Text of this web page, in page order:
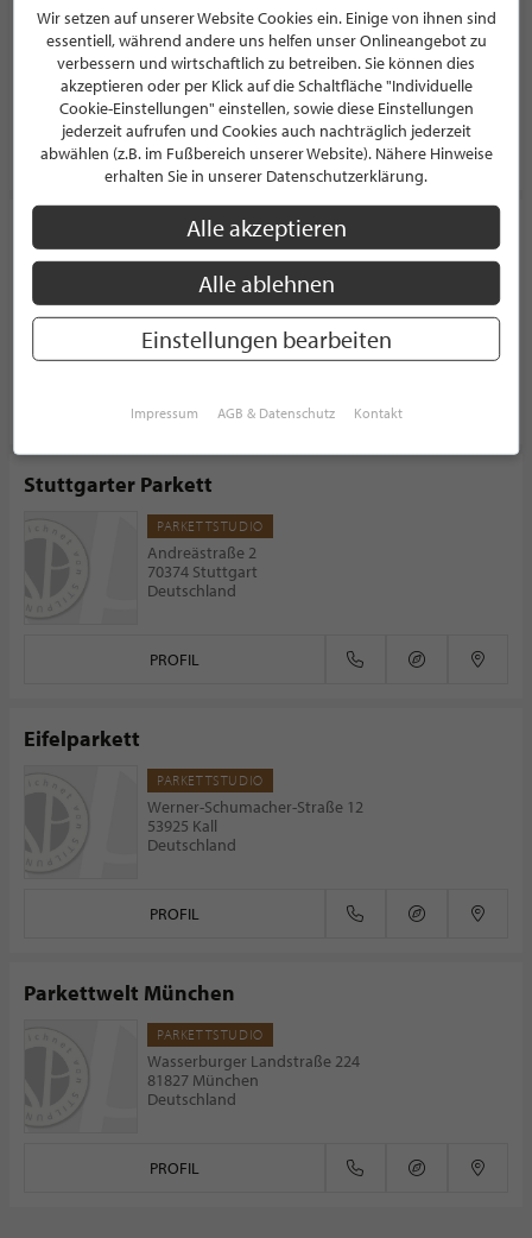
PARKETTSTUDIO
Ludwigsburger Straße 10-14
70435 Stuttgart
Deutschland
PROFIL
Julius Ulrich GmbH & Co. KG, Stuttgart
PARKETTSTUDIO
Ulmer Straße 141
70188 Stuttgart
Deutschland
Stuttgarter Parkett
PARKETTSTUDIO
Andreästraße 2
70374 Stuttgart
Deutschland
PROFIL
Eifelparkett
PARKETTSTUDIO
Werner-Schumacher-Straße 12
53925 Kall
Deutschland
PROFIL
Parkettwelt München
PARKETTSTUDIO
Wasserburger Landstraße 224
81827 München
Deutschland
PROFIL
Wir setzen auf unserer Website Cookies ein. Einige von ihnen sind
essentiell, während andere uns helfen unser Onlineangebot zu
verbessern und wirtschaftlich zu betreiben. Sie können dies
akzeptieren oder per Klick auf die Schaltfläche "Individuelle
Cookie-Einstellungen" einstellen, sowie diese Einstellungen
jederzeit aufrufen und Cookies auch nachträglich jederzeit
abwählen (z.B. im Fußbereich unserer Website). Nähere Hinweise
erhalten Sie in unserer Datenschutzerklärung.
Alle akzeptieren
Alle ablehnen
Einstellungen bearbeiten
Impressum AGB & Datenschutz Kontakt